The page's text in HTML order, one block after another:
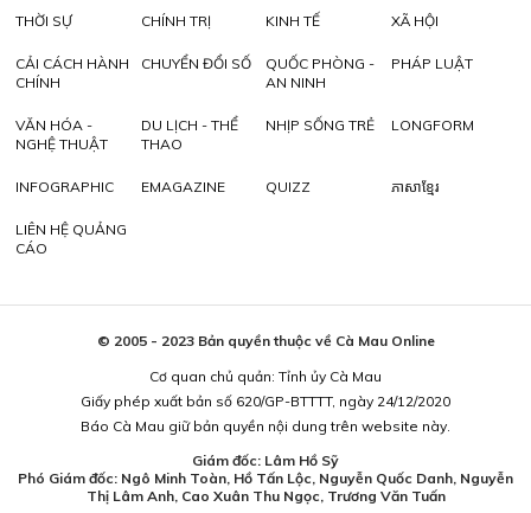
THỜI SỰ CHÍNH TRỊ KINH TẾ XÃ HỘI
CẢI CÁCH HÀNH
CHÍNH
CHUYỂN ĐỔI SỐ
QUỐC PHÒNG -
AN NINH
PHÁP LUẬT
VĂN HÓA -
NGHỆ THUẬT
DU LỊCH - THỂ
THAO
NHỊP SỐNG TRẺ LONGFORM
INFOGRAPHIC EMAGAZINE QUIZZ ភាសាខ្មែរ
LIÊN HỆ QUẢNG
CÁO
© 2005 - 2023 Bản quyền thuộc về Cà Mau Online
Cơ quan chủ quản: Tỉnh ủy Cà Mau
Giấy phép xuất bản số 620/GP-BTTTT, ngày 24/12/2020
Báo Cà Mau giữ bản quyền nội dung trên website này.
Giám đốc: Lâm Hồ Sỹ
Phó Giám đốc: Ngô Minh Toàn, Hồ Tấn Lộc, Nguyễn Quốc Danh, Nguyễn
Thị Lâm Anh, Cao Xuân Thu Ngọc, Trương Văn Tuấn